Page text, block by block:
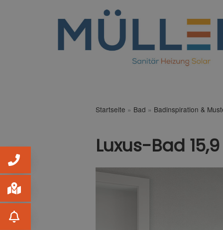
Startseite » Bad » Badinspiration &
Luxus-Bad